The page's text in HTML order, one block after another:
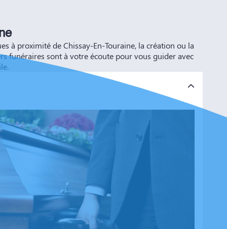
à proximité de Chissay-En-Touraine, la création ou la
funéraires sont à votre écoute pour vous guider avec